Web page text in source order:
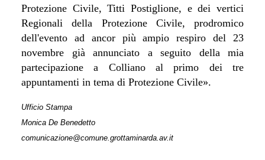
Protezione Civile, Titti Postiglione, e dei vertici
Regionali della Protezione Civile, prodromico
dell'evento ad ancor più ampio respiro del 23
novembre già annunciato a seguito della mia
partecipazione a Colliano al primo dei tre
appuntamenti in tema di Protezione Civile».
Ufficio Stampa
Monica De Benedetto
comunicazione@comune.grottaminarda.av.it